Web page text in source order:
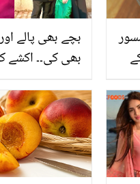
بچے بھی پالے
بھی کی۔۔ اکشے
پر جویریہ سعود
خواہش ظاہر